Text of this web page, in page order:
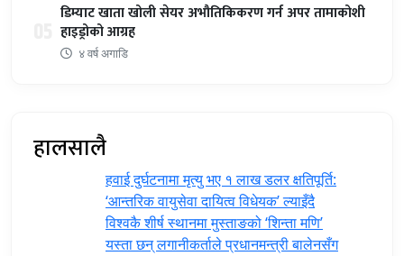
डिम्याट खाता खोली सेयर अभौतिकिकरण गर्न अपर तामाकोशी
हाइड्रोको आग्रह
४ वर्ष अगाडि
हालसालै
हवाई दुर्घटनामा मृत्यु भए १ लाख डलर क्षतिपूर्ति:
‘आन्तरिक वायुसेवा दायित्व विधेयक’ ल्याइँदै
विश्वकै शीर्ष स्थानमा मुस्ताङको ‘शिन्ता मणि’
यस्ता छन् लगानीकर्ताले प्रधानमन्त्री ‍बालेनसँग